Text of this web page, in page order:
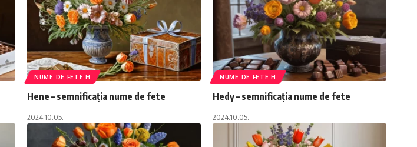
NUME DE FETE H
Hene – semnificația nume de fete
2024.10.05.
NUME DE FETE H
Hedy – semnificația nume de fete
2024.10.05.